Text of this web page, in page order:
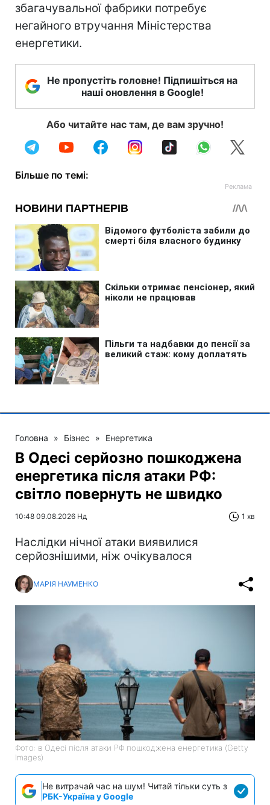
збагачувальної фабрики потребує
негайного втручання Міністерства
енергетики.
Не пропустіть головне! Підпишіться на
наші оновлення в Google!
Або читайте нас там, де вам зручно!
Більше по темі:
Головна » Бізнес » Енергетика
В Одесі серйозно пошкоджена
енергетика після атаки РФ:
світло повернуть не швидко
10:48 09.08.2026 Нд 1 хв
Наслідки нічної атаки виявилися
серйознішими, ніж очікувалося
МАРІЯ НАУМЕНКО
Фото: в Одесі після атаки РФ пошкоджена енергетика (Getty
Images)
Не витрачай час на шум! Читай тільки суть з
РБК-Україна у Google